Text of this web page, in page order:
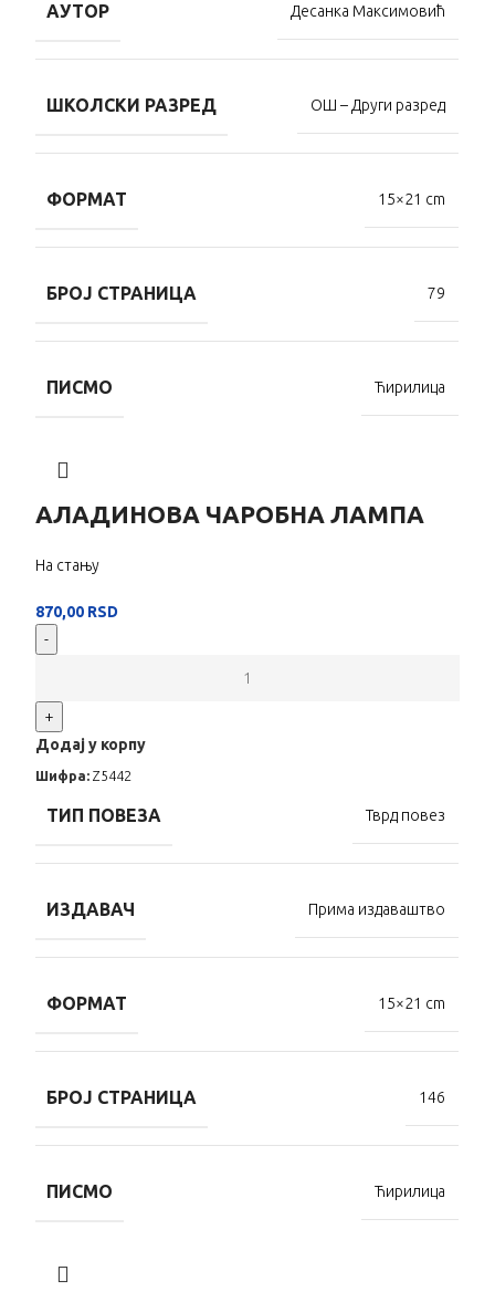
АУТОР Десанка Максимовић
ШКОЛСКИ РАЗРЕД ОШ – Други разред
ФОРМАТ 15×21 cm
БРОЈ СТРАНИЦА 79
ПИСМО Ћирилица
АЛАДИНОВА ЧАРОБНА ЛАМПА
На стању
870,00 RSD
-
+
Додај у корпу
Шифра:Z5442
ТИП ПОВЕЗА Тврд повез
ИЗДАВАЧ Прима издаваштво
ФОРМАТ 15×21 cm
БРОЈ СТРАНИЦА 146
ПИСМО Ћирилица